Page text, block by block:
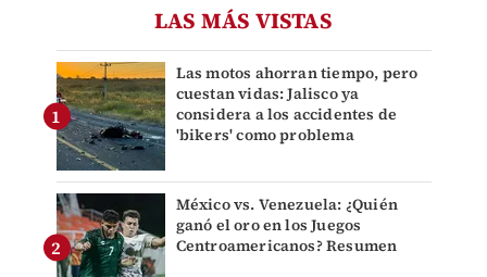
LAS MÁS VISTAS
Las motos ahorran tiempo, pero
cuestan vidas: Jalisco ya
considera a los accidentes de
'bikers' como problema
México vs. Venezuela: ¿Quién
ganó el oro en los Juegos
Centroamericanos? Resumen